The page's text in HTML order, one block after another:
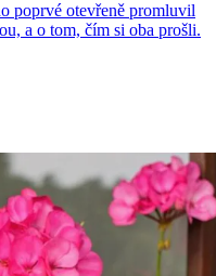
poprvé otevřeně promluvil
a o tom, čím si oba prošli.